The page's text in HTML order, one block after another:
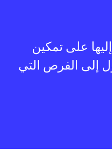
على تمكين
إلى الفرص التي